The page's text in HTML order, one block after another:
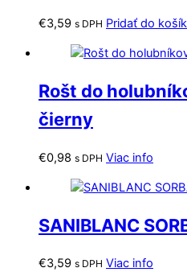
€3,59 s DPH Pridať do
Rošt do
čierny
€0,98 s DPH Viac info
SANIBLANC
€3,59 s DPH Viac info